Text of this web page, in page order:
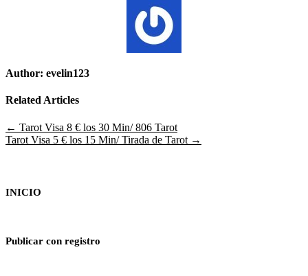
Author: evelin123
Related Articles
Navegación
de
← Tarot Visa 8 € los 30 Min/ 806 Tarot
Tarot Visa 5 € los 15 Min/ Tirada de Tarot →
INICIO
Publicar con registro